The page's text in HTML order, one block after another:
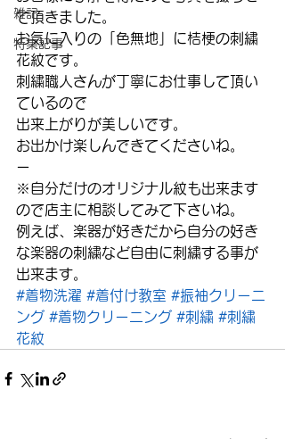
雑記
特集記事
て頂きました。
お気に入りの「色無地」に桔梗の刺繍
花紋です。
刺繍職人さんが丁寧にお仕事して頂い
ているので
出来上がりが美しいです。
お出かけ楽しんできてくださいね。
ー
※自分だけのオリジナル紋も出来ます
ので店主に相談してみて下さいね。
例えば、楽器が好きだから自分の好き
な楽器の刺繍など自由に刺繍する事が
出来ます。
#着物洗濯 #着付け教室 #振袖クリーニ
ング #着物クリーニング #刺繍 #刺繍
花紋